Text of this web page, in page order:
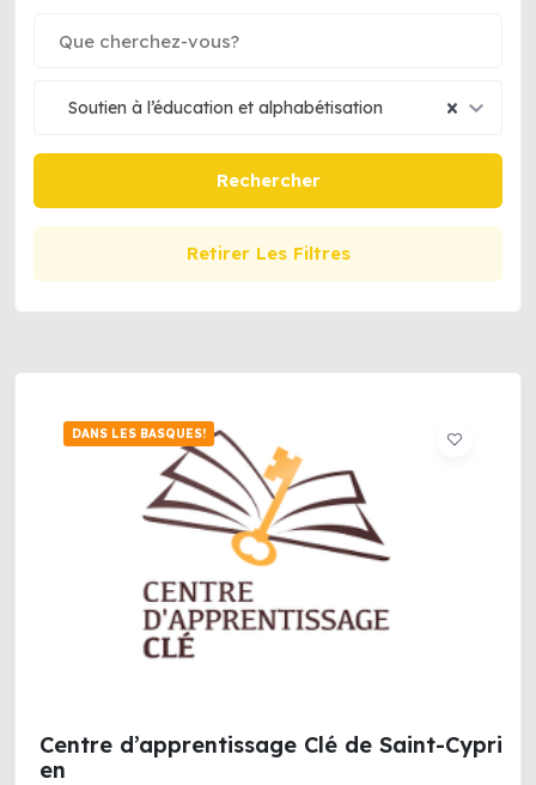
Soutien à l’éducation et alphabétisation
Retirer Les Filtres
Rechercher
DANS LES BASQUES!
Centre d’apprentissage Clé de Saint-Cypri
en